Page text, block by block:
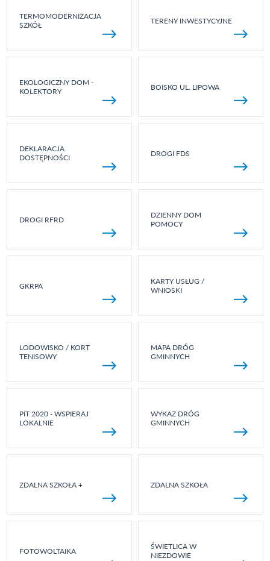
TERMOMODERNIZACJA
SZKÓŁ
TERENY INWESTYCYJNE
EKOLOGICZNY DOM -
KOLEKTORY
BOISKO UL. LIPOWA
DEKLARACJA
DOSTĘPNOŚCI
DROGI FDS
DROGI RFRD
DZIENNY DOM
POMOCY
GKRPA
KARTY USŁUG /
WNIOSKI
LODOWISKO / KORT
TENISOWY
MAPA DRÓG
GMINNYCH
PIT 2020 - WSPIERAJ
LOKALNIE
WYKAZ DRÓG
GMINNYCH
ZDALNA SZKOŁA + ZDALNA SZKOŁA
FOTOWOLTAIKA
ŚWIETLICA W
NIEZDOWIE